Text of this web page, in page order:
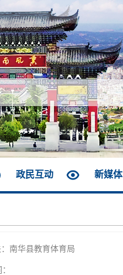
政民互动 新媒体
南华县教育体育局